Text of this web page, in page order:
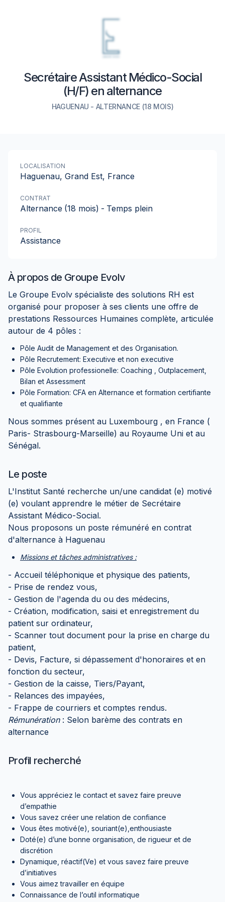
Secrétaire Assistant Médico-Social
(H/F) en alternance
HAGUENAU - ALTERNANCE(18 MOIS)
À propos de Groupe Evolv
Le Groupe Evolv spécialiste des solutions RH est
organisé pour proposer à ses clients une offre de
prestations Ressources Humaines complète, articulée
autour de 4 pôles :
Pôle Audit de Management et des Organisation.
Pôle Recrutement: Executive et non executive
Pôle Evolution professionelle: Coaching , Outplacement,
Bilan et Assessment
Pôle Formation: CFA en Alternance et formation certifiante
et qualifiante
Nous sommes présent au Luxembourg , en France (
Paris- Strasbourg-Marseille) au Royaume Uni et au
Sénégal.
Le poste
L'Institut Santé recherche un/une candidat (e) motivé
(e) voulant apprendre le métier de Secrétaire
Assistant Médico-Social.
Nous proposons un poste rémunéré en contrat
d'alternance à Haguenau
Missions et tâches administratives :
- Accueil téléphonique et physique des patients,
- Prise de rendez vous,
- Gestion de l'agenda du ou des médecins,
- Création, modification, saisi et enregistrement du
patient sur ordinateur,
- Scanner tout document pour la prise en charge du
patient,
- Devis, Facture, si dépassement d'honoraires et en
fonction du secteur,
- Gestion de la caisse, Tiers/Payant,
- Relances des impayées,
- Frappe de courriers et comptes rendus.
Rémunération: Selon barème des contrats en
alternance
Profil recherché
Vous appréciez le contact et savez faire preuve
d’empathie
Vous savez créer une relation de confiance
Vous êtes motivé(e), souriant(e),enthousiaste
Doté(e) d’une bonne organisation, de rigueur et de
discrétion
Dynamique, réactif(Ve) et vous savez faire preuve
d’initiatives
Vous aimez travailler en équipe
Connaissance de l’outil informatique
LOCALISATION
Haguenau, Grand Est, France
CONTRAT
Alternance (18 mois) - Temps plein
PROFIL
Assistance